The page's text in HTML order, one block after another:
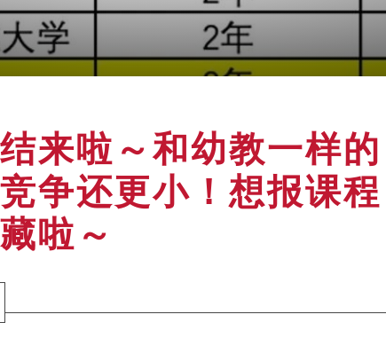
来啦～和幼教一样的
争还更小！想报课程
啦～